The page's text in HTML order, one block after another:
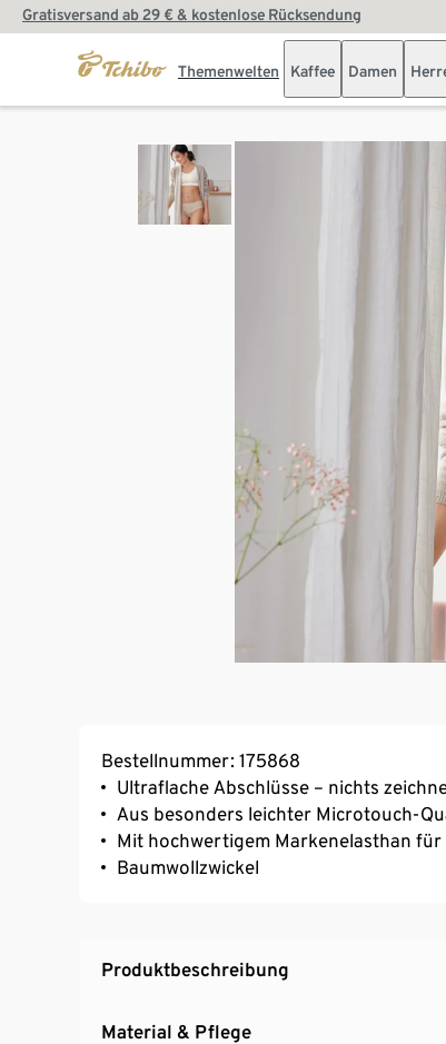
Gratisversand ab 29 € & kostenlose Rücksendung
Themenwelten Kaffee Damen
Bestellnummer: 175868
Ultraflache Abschlüsse – nichts
Aus besonders leichter Microtouch-
Mit hochwertigem Markenelasthan
Baumwollzwickel
Produktbeschreibung
Material & Pflege